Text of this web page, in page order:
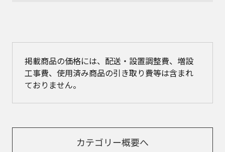
掲載商品の価格には、配送・設置調整費、増設
工事費、使用済み商品の引き取り費等は含まれ
ておりません。
カテゴリー概要へ